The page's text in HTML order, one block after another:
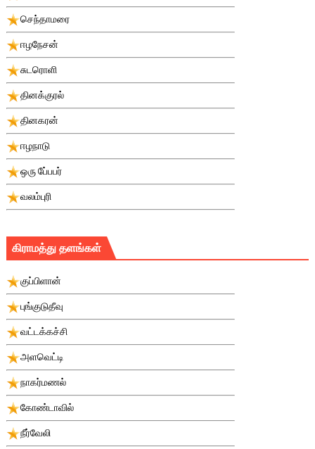
செந்தாமரை
ஈழநேசன்
சுடரொளி
தினக்குரல்
தினகரன்
ஈழநாடு
ஒரு பே்பபர்
வலம்புரி
கிராமத்து தளங்கள்
குப்பிளான்
புங்குடுதீவு
வட்டக்கச்சி
அளவெட்டி
நாகர்மணல்
கோண்டாவில்
நீர்வேலி